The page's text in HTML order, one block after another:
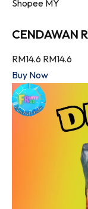
Shopee MY
CENDAWAN
RM14.6 RM14.6
Buy Now